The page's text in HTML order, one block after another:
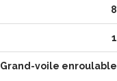
8
1
Grand-voile enroulable